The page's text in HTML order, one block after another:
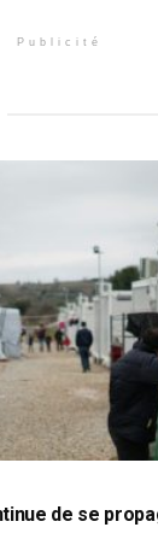
Publicité
de se